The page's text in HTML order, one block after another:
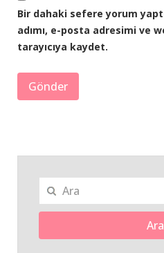
Bir dahaki sefere yorum
adımı, e-posta adresimi ve
tarayıcıya kaydet.
Ara